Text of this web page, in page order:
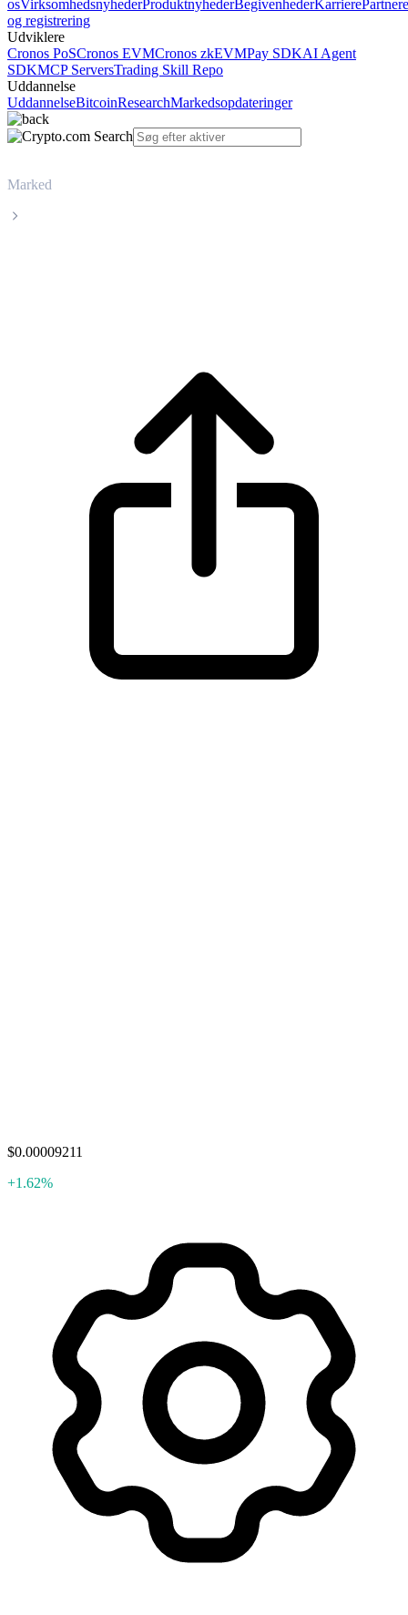
osVirksomhedsnyhederProduktnyhederBegivenhederKarrierePartnere
og registrering
Udviklere
Cronos PoSCronos EVMCronos zkEVMPay SDKAI Agent
SDKMCP ServersTrading Skill Repo
Uddannelse
UddannelseBitcoinResearchMarkedsopdateringer
Marked
$0.00009211
+1.62%